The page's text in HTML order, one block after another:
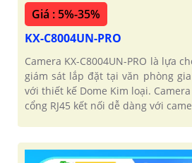
Giá : 5%-35%
KX-C8004UN-PRO
Camera KX-C8004UN-PRO là lựa
giám sát lắp đặt tại văn phòng
với thiết kế Dome Kim loại.
cổng RJ45 kết nối dễ dàng với